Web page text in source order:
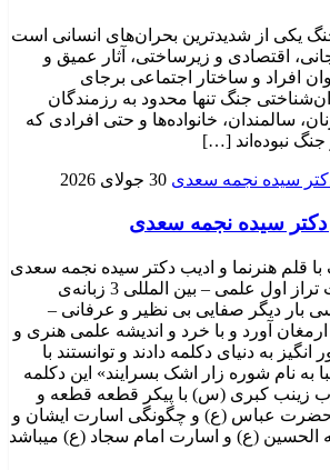
یکی از شدیدترین بحران‌های انسانی است
اقتصادی و زیرساختی، آثار عمیق و
افراد و ساختار اجتماعی برجای
جنگ تنها محدود به رزمندگان
سالمندان، خانواده‌ها و حتی افرادی که
نبوده‌اند […]
30 جولای 2026
سیده نجمه سعدی
قلم هنرنما و ادیب دکتر سیده نجمه سعدی
نظریه پرداز و شخصیت تراز اول علمی – بین المللی 3 زبانه‌ی
بار دیگر صفایی بی نظیر و عرفانی –
آورد و با خرد و اندیشه علمی هنری و
به دنیای دکلمه دادند و توانستند با
به نام شوره زار اشک بسرایند» این دکلمه
زینب کبری (س) با پیکر قطعه قطعه و
حضرت عباس (ع) و چگونگی اسارت ایشان و
الحسین (ع) و اسارت امام سجاد (ع) میباشد